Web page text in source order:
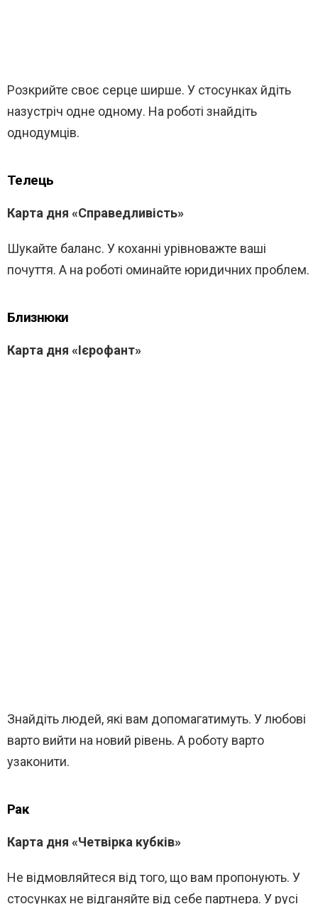
Розкрийте своє серце ширше. У стосунках йдіть
назустріч одне одному. На роботі знайдіть
однодумців.
Телець
Карта дня «Справедливість»
Шукайте баланс. У коханні урівноважте ваші
почуття. А на роботі оминайте юридичних проблем.
Близнюки
Карта дня «Ієрофант»
Знайдіть людей, які вам допомагатимуть. У любові
варто вийти на новий рівень. А роботу варто
узаконити.
Рак
Карта дня «Четвірка кубків»
Не відмовляйтеся від того, що вам пропонують. У
стосунках не відганяйте від себе партнера. У русі